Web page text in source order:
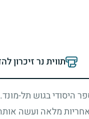
תווית נר זיכרון
היסודי בגוש תל-
מלאה ועשה